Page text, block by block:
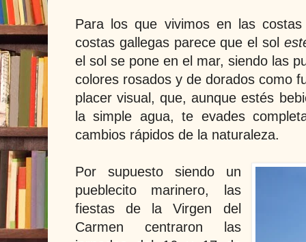
Para los que vivimos en las
costas gallegas parece que el sol
el sol se pone en el mar, siendo las
colores rosados y de dorados como
placer visual, que, aunque estés
la simple agua, te evades
cambios rápidos de la naturaleza.
Por supuesto siendo un
pueblecito marinero, las
fiestas de la Virgen del
Carmen centraron las